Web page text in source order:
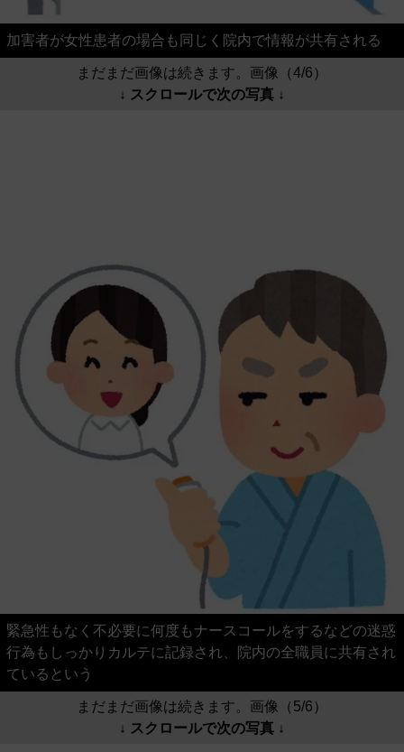
加害者が女性患者の場合も同じく院内で情報が共有される
まだまだ画像は続きます。画像（4/6）
↓ スクロールで次の写真 ↓
緊急性もなく不必要に何度もナースコールをするなどの迷惑
行為もしっかりカルテに記録され、院内の全職員に共有され
ているという
まだまだ画像は続きます。画像（5/6）
↓ スクロールで次の写真 ↓